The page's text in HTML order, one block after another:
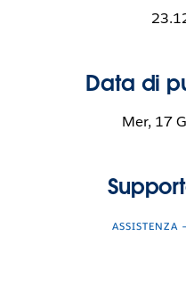
Data di
Mer, 17
ASSISTENZA